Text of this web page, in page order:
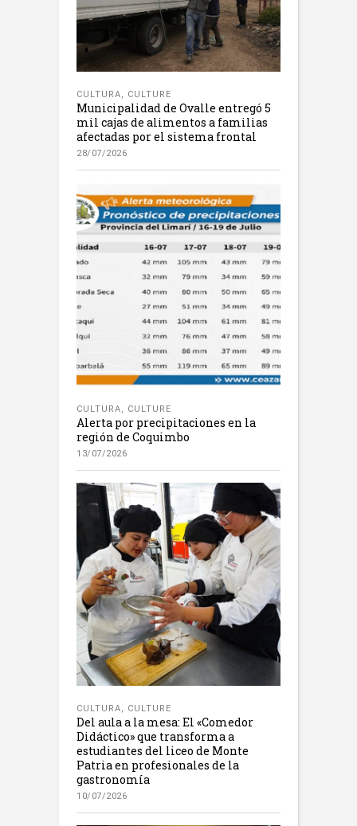
CULTURA, CULTURE
Municipalidad de Ovalle entregó 5
mil cajas de alimentos a familias
afectadas por el sistema frontal
28/07/2026
CULTURA, CULTURE
Alerta por precipitaciones en la
región de Coquimbo
13/07/2026
CULTURA CULTURE
Del aula a la mesa: El «Comedor
Didáctico» que transforma a
estudiantes del liceo de Monte
Patria en profesionales de la
gastronomía
10/07/2026